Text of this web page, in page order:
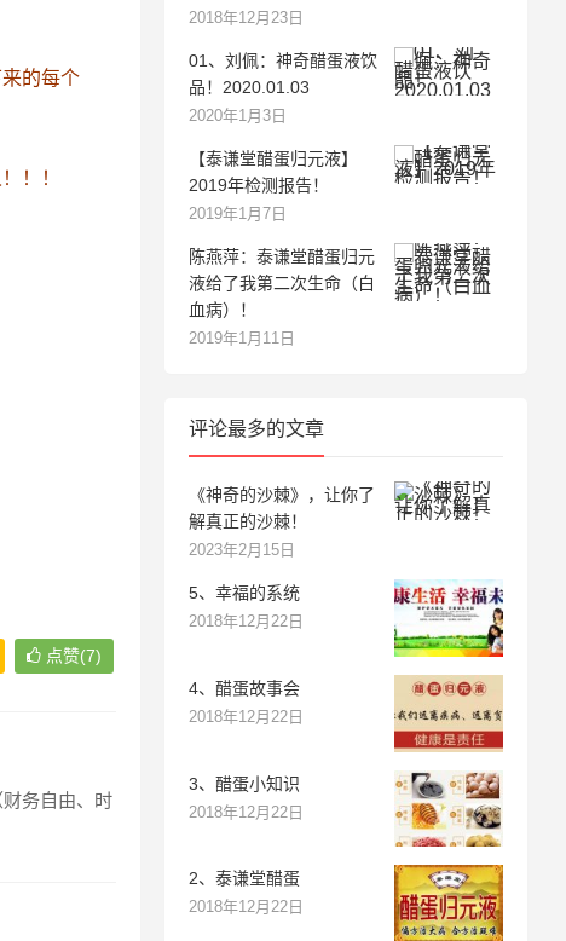
的每个
！！
点赞(7)
务自由、时
2018年12月23日
01、刘佩：神奇醋蛋液饮
品！2020.01.03
2020年1月3日
【泰谦堂醋蛋归元液】
2019年检测报告！
2019年1月7日
陈燕萍：泰谦堂醋蛋归元
液给了我第二次生命（白
血病）！
2019年1月11日
评论最多的文章
《神奇的沙棘》，让你了
解真正的沙棘！
2023年2月15日
5、幸福的系统
2018年12月22日
4、醋蛋故事会
2018年12月22日
3、醋蛋小知识
2018年12月22日
2、泰谦堂醋蛋
2018年12月22日